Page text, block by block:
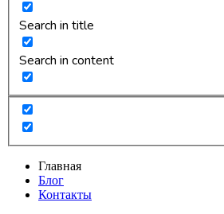
Search in title
Search in content
Главная
Блог
Контакты